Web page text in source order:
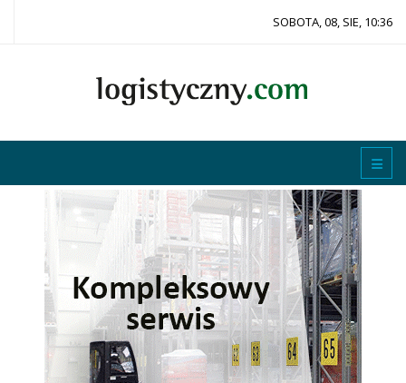
SOBOTA, 08, SIE, 10:36